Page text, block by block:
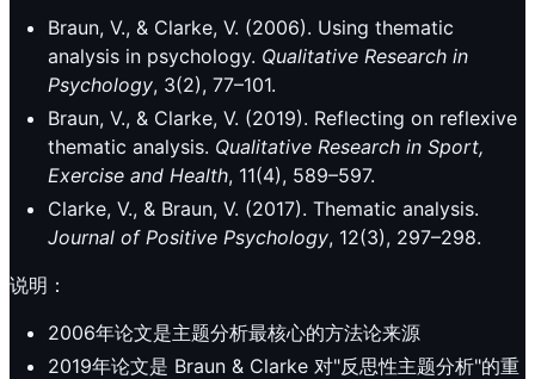
Braun, V., & Clarke, V. (2006). Using thematic
analysis in psychology. Qualitative Research in
Psychology, 3(2), 77–101.
Braun, V., & Clarke, V. (2019). Reflecting on reflexive
thematic analysis. Qualitative Research in Sport,
Exercise and Health, 11(4), 589–597.
Clarke, V., & Braun, V. (2017). Thematic analysis.
Journal of Positive Psychology, 12(3), 297–298.
说明：
2006年论文是主题分析最核心的方法论来源
2019年论文是 Braun & Clarke 对"反思性主题分析"的重